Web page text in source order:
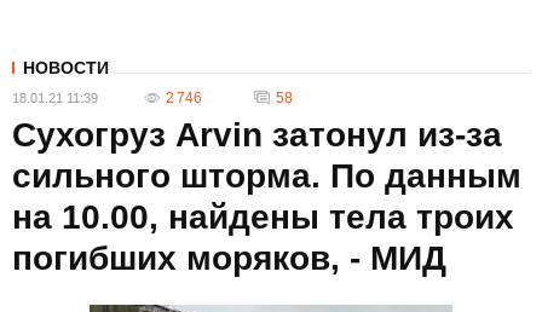
НОВОСТИ
18.01.21 11:39 2 746 58
Сухогруз Arvin затонул из-за
сильного шторма. По данным
на 10.00, найдены тела троих
погибших моряков, - МИД